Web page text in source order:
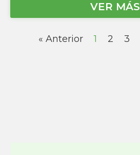
VER MÁS
« Anterior 1 2 3